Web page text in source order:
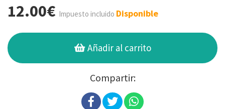
12.00€ Impuesto incluido Disponible
Añadir al carrito
Compartir: